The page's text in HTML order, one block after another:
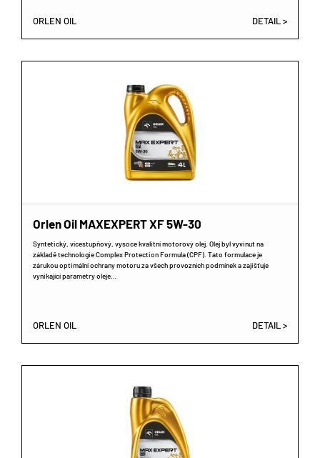
ORLEN OIL DETAIL >
Orlen Oil MAXEXPERT XF 5W-30
Syntetický, vícestupňový, vysoce kvalitní motorový olej. Olej byl vyvinut na
základě technologie Complex Protection Formula (CPF). Tato formulace je
zárukou optimální ochrany motoru za všech provozních podmínek a zajišťuje
vynikající parametry oleje…
ORLEN OIL DETAIL >